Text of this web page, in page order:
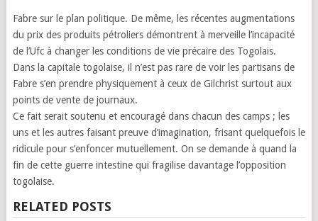
Fabre sur le plan politique. De même, les récentes augmentations
du prix des produits pétroliers démontrent à merveille l’incapacité
de l’Ufc à changer les conditions de vie précaire des Togolais.
Dans la capitale togolaise, il n’est pas rare de voir les partisans de
Fabre s’en prendre physiquement à ceux de Gilchrist surtout aux
points de vente de journaux.
Ce fait serait soutenu et encouragé dans chacun des camps ; les
uns et les autres faisant preuve d’imagination, frisant quelquefois le
ridicule pour s’enfoncer mutuellement. On se demande à quand la
fin de cette guerre intestine qui fragilise davantage l’opposition
togolaise.
RELATED POSTS